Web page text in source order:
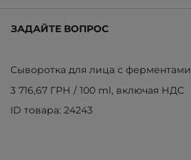
ЗАДАЙТЕ ВОПРОС
Сыворотка для лица с ферментами
3 716,67 ГРН / 100 ml, включая НДС
ID товара: 24243